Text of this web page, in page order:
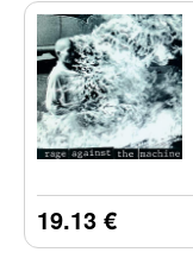
19.13 €